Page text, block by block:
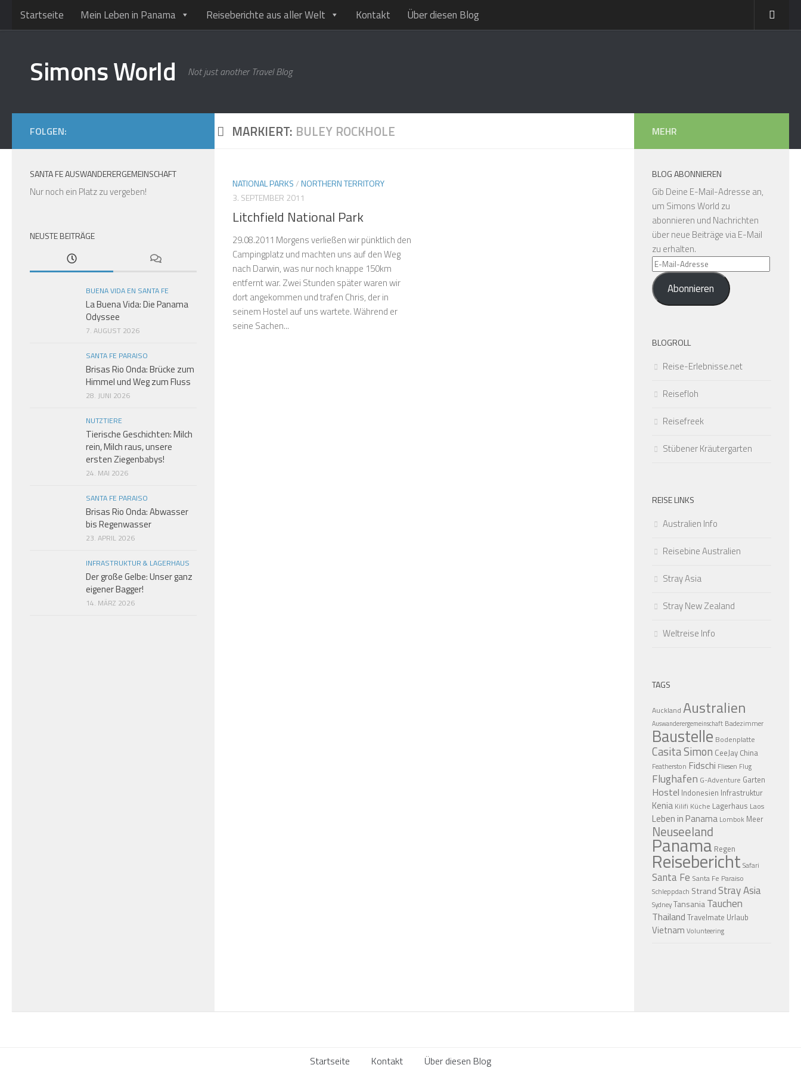
Unter dem Inhalt
Startseite Mein Leben in Panama Reiseberichte aus aller Welt Kontakt Über diesen Blog
Simons World Not just another Travel Blog
MARKIERT: BULEY ROCKHOLE
NATIONAL PARKS/NORTHERN TERRITORY
3. SEPTEMBER 2011
Litchfield National Park
29.08.2011 Morgens verließen wir pünktlich den
Campingplatz und machten uns auf den Weg
nach Darwin, was nur noch knappe 150km
entfernt war. Zwei Stunden später waren wir
dort angekommen und trafen Chris, der in
seinem Hostel auf uns wartete. Während er
seine Sachen...
FOLGEN:
SANTA FE AUSWANDERERGEMEINSCHAFT
Nur noch ein Platz zu vergeben!
NEUSTE BEITRÄGE
BUENA VIDA EN SANTA FE
La Buena Vida: Die Panama
Odyssee
7. AUGUST 2026
SANTA FE PARAISO
Brisas Rio Onda: Brücke zum
Himmel und Weg zum Fluss
28. JUNI 2026
NUTZTIERE
Tierische Geschichten: Milch
rein, Milch raus, unsere
ersten Ziegenbabys!
24. MAI 2026
SANTA FE PARAISO
Brisas Rio Onda: Abwasser
bis Regenwasser
23. APRIL 2026
INFRASTRUKTUR & LAGERHAUS
Der große Gelbe: Unser ganz
eigener Bagger!
14. MÄRZ 2026
MEHR
BLOG ABONNIEREN
Gib Deine E-Mail-Adresse an,
um Simons World zu
abonnieren und Nachrichten
über neue Beiträge via E-Mail
zu erhalten.
E-
Mail-
AdresseAbonnieren
BLOGROLL
Reise-Erlebnisse.net
Reisefloh
Reisefreek
Stübener Kräutergarten
REISE LINKS
Australien Info
Reisebine Australien
Stray Asia
Stray New Zealand
Weltreise Info
TAGS
Auckland Australien
Auswanderergemeinschaft Badezimmer
Baustelle Bodenplatte
Casita Simon CeeJay China
Featherston Fidschi Fliesen Flug
Flughafen G-Adventure Garten
Hostel Indonesien Infrastruktur
Kenia Kilifi Küche Lagerhaus Laos
Leben in Panama Lombok Meer
Neuseeland
Panama Regen
Reisebericht Safari
Santa Fe Santa Fe Paraiso
Schleppdach Strand Stray Asia
SydneyTansaniaTauchen
Thailand Travelmate Urlaub
Vietnam Volunteering
Startseite Kontakt Über diesen Blog